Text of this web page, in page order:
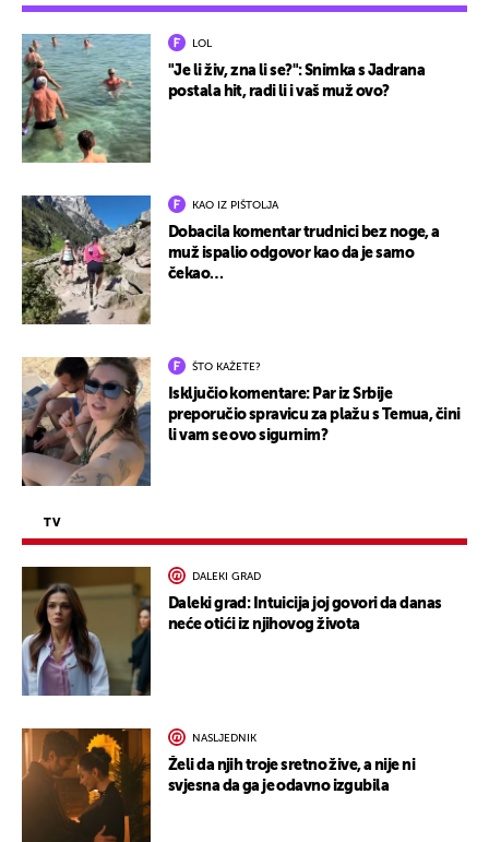
LOL
"Je li živ, zna li se?": Snimka s Jadrana
postala hit, radi li i vaš muž ovo?
KAO IZ PIŠTOLJA
Dobacila komentar trudnici bez noge, a
muž ispalio odgovor kao da je samo
čekao…
ŠTO KAŽETE?
Isključio komentare: Par iz Srbije
preporučio spravicu za plažu s Temua, čini
li vam se ovo sigurnim?
TV
DALEKI GRAD
Daleki grad: Intuicija joj govori da danas
neće otići iz njihovog života
NASLJEDNIK
Želi da njih troje sretno žive, a nije ni
svjesna da ga je odavno izgubila